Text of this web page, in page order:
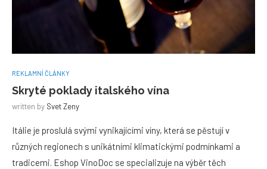
REKLAMNÍ ČLÁNKY
Skryté poklady italského vína
written by Svet Zeny
Itálie je proslulá svými vynikajícími víny, která se pěstují v
různých regionech s unikátními klimatickými podmínkami a
tradicemi. Eshop VinoDoc se specializuje na výběr těch